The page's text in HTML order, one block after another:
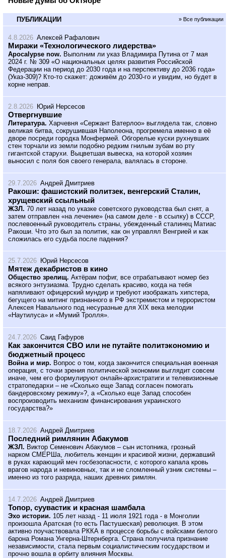
ПУБЛИКАЦИИ » Все публикации
4.8.2026 Алексей Рафалович
Миражи «Технологического лидерства»
Apocalypse now. Выполним ли указ Владимира Путина от 7 мая
2024 г. № 309 «О национальных целях развития Российской
Федерации на период до 2030 года и на перспективу до 2036 года»
(Указ-309)? Кто-то скажет: доживём до 2030-го и увидим, но будет в
корне неправ.
2.8.2026 Юрий Нерсесов
Отвергнувшие
Литература. Харчевня «Сержант Ватерлоо» выглядела так, словно
великая битва, сокрушившая Наполеона, прогремела именно в её
дворе посреди городка Монфермей. Обгорелые куски рухнувших
стен торчали из земли подобно редким гнилым зубам во рту
гигантской старухи. Выцветшая вывеска, на которой хозяин
выносил с поля боя своего генерала, валялась в стороне.
29.7.2026 Андрей Дмитриев
Ракоши: фашистский политзек, венгерский Сталин,
хрущевский ссыльный
ЖЗЛ. 70 лет назад по указке советского руководства был снят, а
затем отправлен «на лечение» (на самом деле - в ссылку) в СССР,
послевоенный руководитель страны, убежденный сталинец Матиас
Ракоши. Что это был за политик, как он управлял Венгрией и как
сложилась его судьба после падения?
25.7.2026 Юрий Нерсесов
Мятеж декабристов в кино
Общество зрелищ. Актёрам пофиг, все отрабатывают номер без
всякого энтузиазма. Трудно сделать красиво, когда на тебя
напяливают офицерский мундир и требуют изображать хипстера,
бегущего на митинг признанного в РФ экстремистом и террористом
Алексея Навального под несуразные для XIX века мелодии
«Наутилуса» и «Мумий Тролля».
24.7.2026 Саид Гафуров
Как закончится СВО или не путайте политэкономию и
бюджетный процесс
Война и мир. Вопрос о том, когда закончится специальная военная
операция, с точки зрения политической экономии выглядит совсем
иначе, чем его формулируют онлайн-архистратиги и телевизионные
стратопедархи – не «Сколько еще Запад согласен помогать
бандеровскому режиму»?, а «Сколько еще Запад способен
воспроизводить механизм финансирования украинского
государства?»
18.7.2026 Андрей Дмитриев
Последний римлянин Абакумов
ЖЗЛ. Виктор Семенович Абакумов – сын истопника, грозный
нарком СМЕРШа, любитель женщин и красивой жизни, державший
в руках карающий меч госбезопасности, с которого капала кровь
врагов народа и невиновных, так и не сломленный узник системы –
именно из того разряда, наших древних римлян.
14.7.2026 Андрей Дмитриев
Топор, суувастик и красная шамбала
Эхо истории. 105 лет назад - 11 июля 1921 года - в Монголии
произошла Аратская (то есть Пастушеская) революция. В этом
активно поучаствовала РККА в процессе борьбы с войсками белого
барона Романа Унгерна-Штернберга. Страна получила признание
независимости, стала первым социалистическим государством и
прочно вошла в орбиту влияния Москвы.